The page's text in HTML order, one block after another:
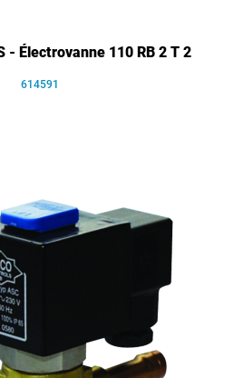
- Électrovanne 110 RB 2 T 2
614591